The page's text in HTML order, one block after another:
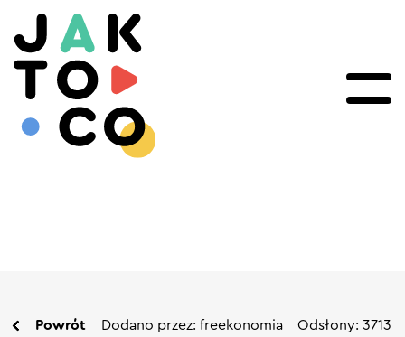
Powrót Dodano przez: freekonomia Odsłony: 3713